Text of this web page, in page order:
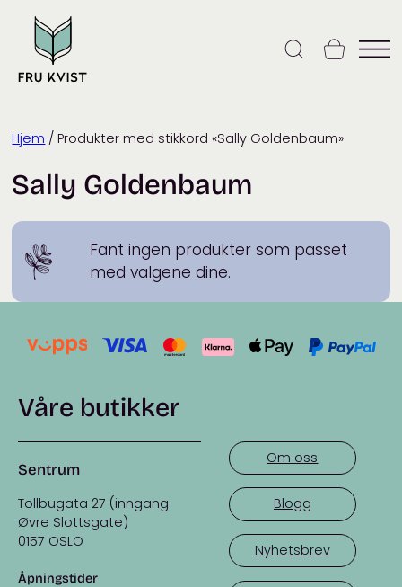
content
Hjem / Produkter med stikkord «Sally Goldenbaum»
Sally Goldenbaum
Fant ingen produkter som passet
med valgene dine.
Våre butikker
Sentrum
Tollbugata 27 (inngang
Øvre Slottsgate)
0157 OSLO
Åpningstider
Om oss
Blogg
Nyhetsbrev